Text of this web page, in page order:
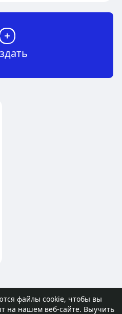
файлы cookie, чтобы вы
на нашем веб-сайте. Выучить